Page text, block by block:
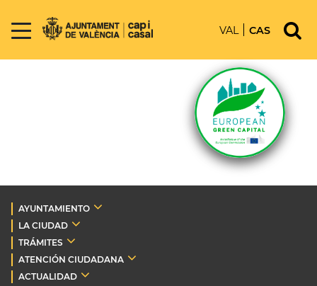
VAL CAS
AYUNTAMIENTO
LA CIUDAD
TRÁMITES
ATENCIÓN CIUDADANA
ACTUALIDAD